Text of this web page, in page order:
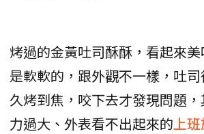
烤過的金黃吐司酥酥，看起來
是軟軟的，跟外觀不一樣，吐
久烤到焦，咬下去才發現問題
力過大、外表看不出起來的上